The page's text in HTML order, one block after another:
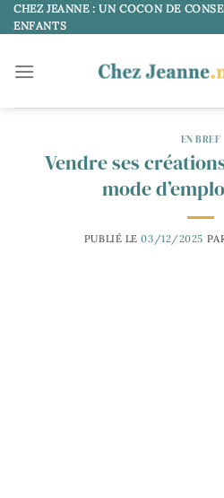
Passer
au
CHEZ JEANNE : UN COCON DE
ENFANTS
EN BREF
Vendre ses
mode
PUBLIÉ LE03/12/2025